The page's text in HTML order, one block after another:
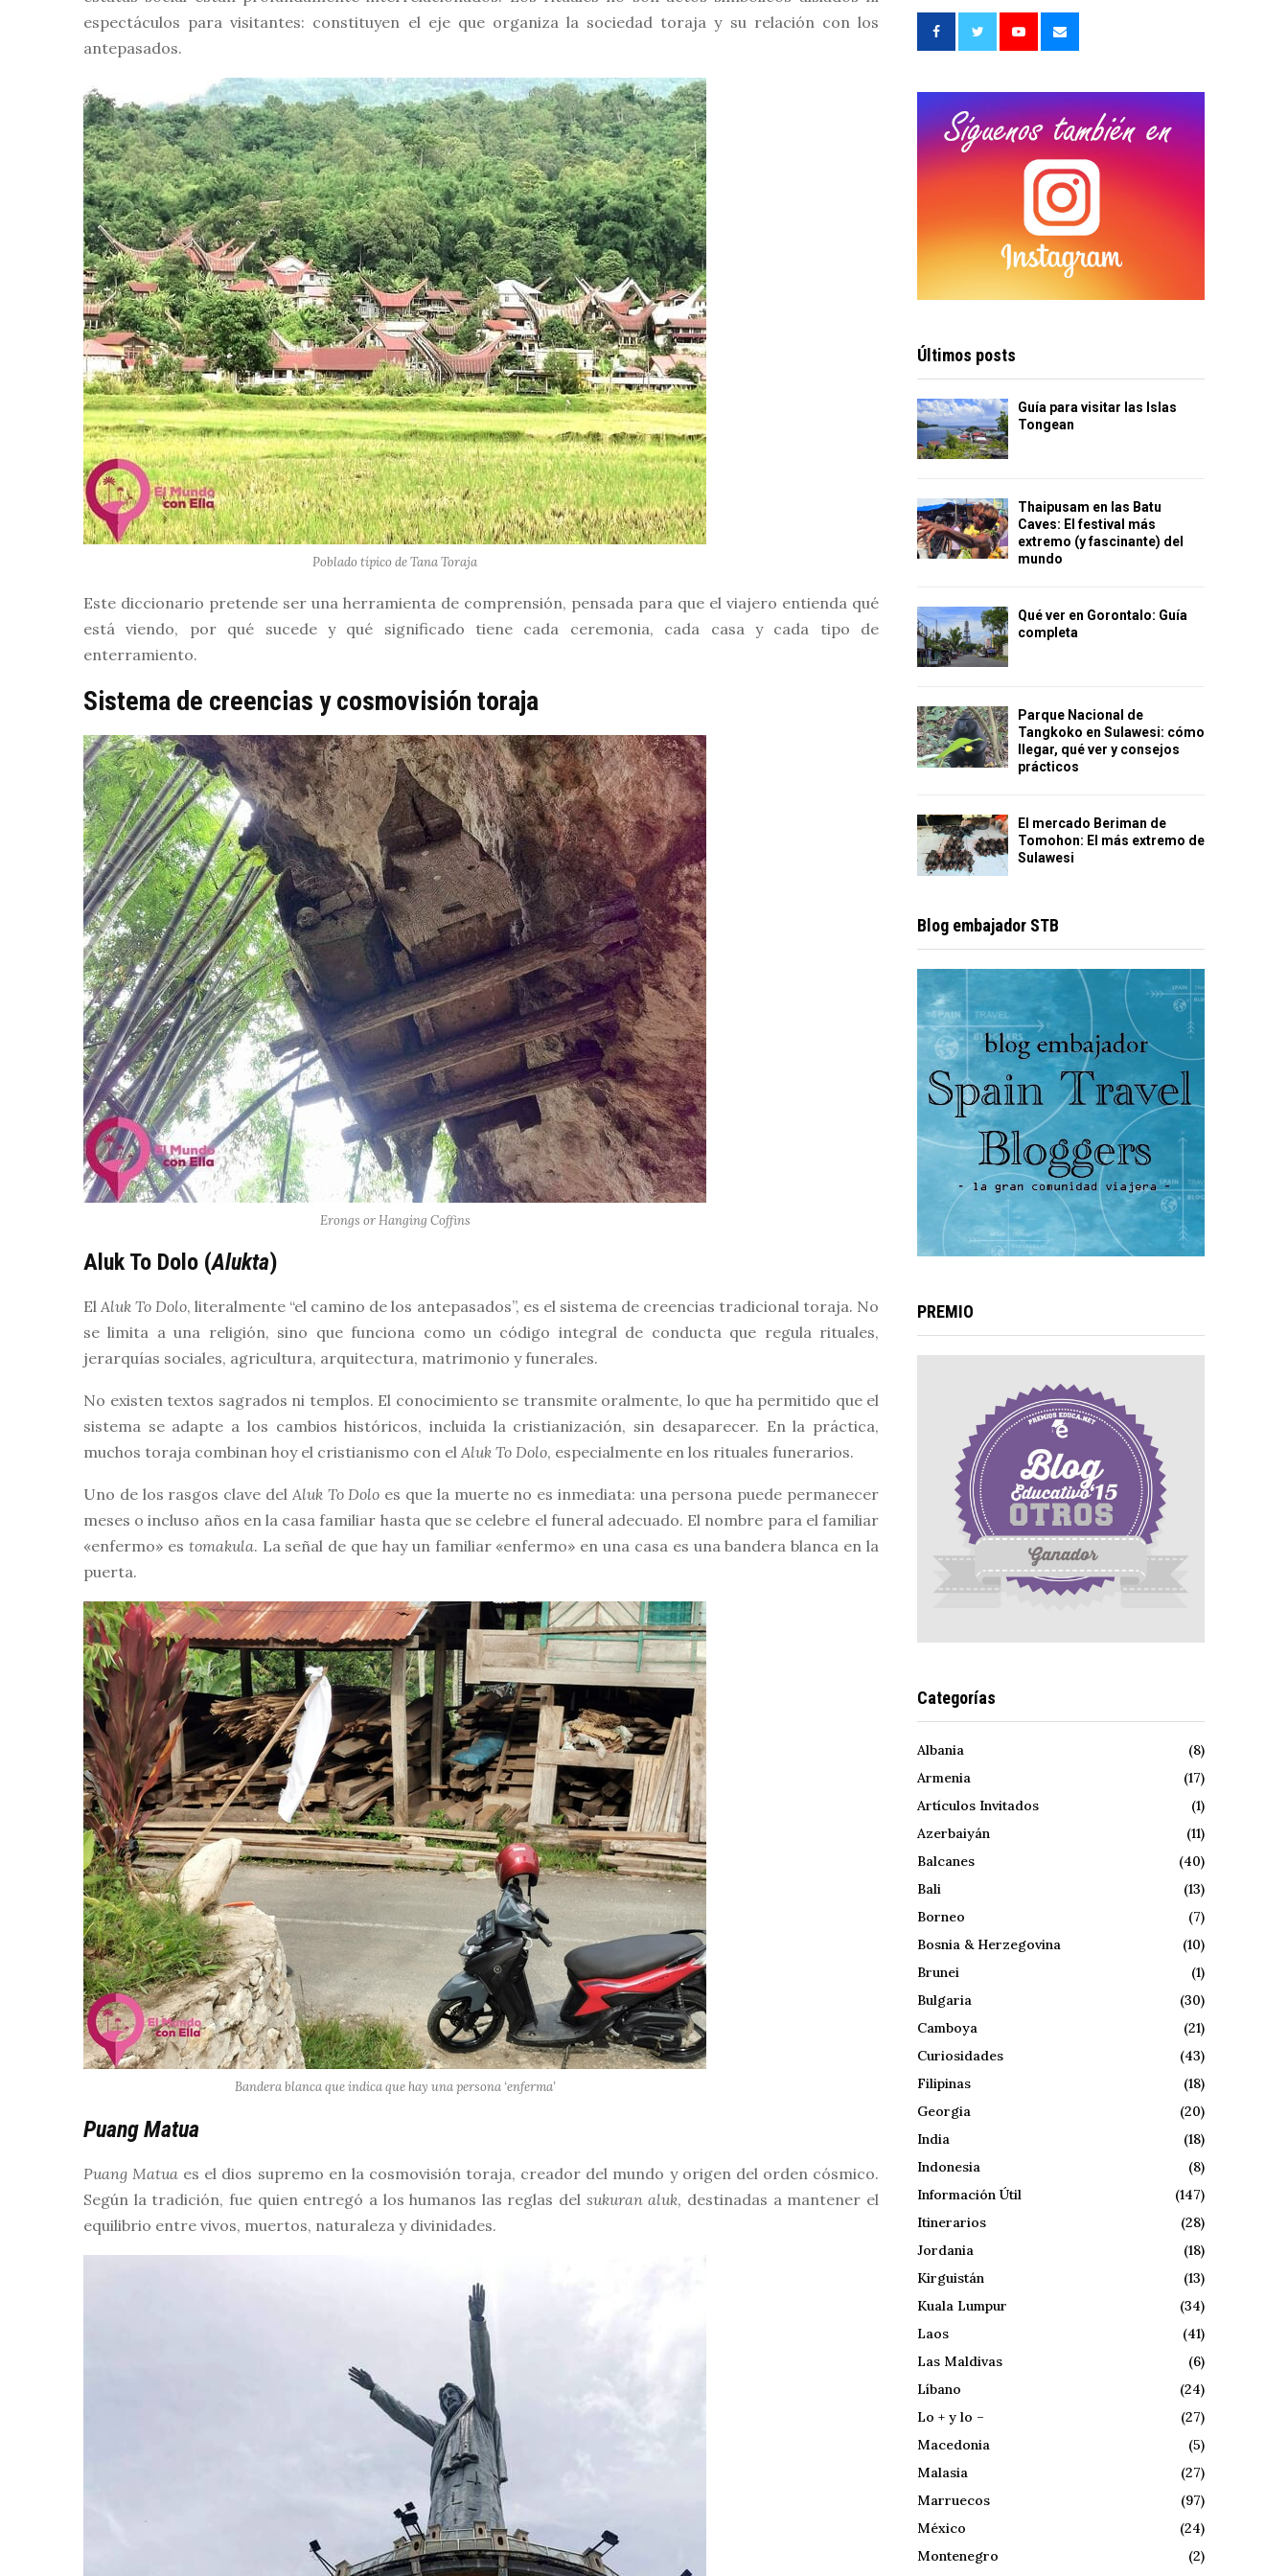
espectáculos para visitantes: constituyen el eje que organiza la sociedad toraja y su relación con los
antepasados.
Poblado típico de Tana Toraja
Este diccionario pretende ser una herramienta de comprensión, pensada para que el viajero entienda qué
está viendo, por qué sucede y qué significado tiene cada ceremonia, cada casa y cada tipo de
enterramiento.
Sistema de creencias y cosmovisión toraja
Erongs or Hanging Coffins
Aluk To Dolo (Alukta)
El Aluk To Dolo, literalmente “el camino de los antepasados”, es el sistema de creencias tradicional toraja. No
se limita a una religión, sino que funciona como un código integral de conducta que regula rituales,
jerarquías sociales, agricultura, arquitectura, matrimonio y funerales.
No existen textos sagrados ni templos. El conocimiento se transmite oralmente, lo que ha permitido que el
sistema se adapte a los cambios históricos, incluida la cristianización, sin desaparecer. En la práctica,
muchos toraja combinan hoy el cristianismo con el Aluk To Dolo, especialmente en los rituales funerarios.
Uno de los rasgos clave del Aluk To Dolo es que la muerte no es inmediata: una persona puede permanecer
meses o incluso años en la casa familiar hasta que se celebre el funeral adecuado. El nombre para el familiar
«enfermo» es tomakula. La señal de que hay un familiar «enfermo» en una casa es una bandera blanca en la
puerta.
Bandera blanca que indica que hay una persona ‘enferma’
Puang Matua
Puang Matua es el dios supremo en la cosmovisión toraja, creador del mundo y origen del orden cósmico.
Según la tradición, fue quien entregó a los humanos las reglas del sukuran aluk, destinadas a mantener el
equilibrio entre vivos, muertos, naturaleza y divinidades.
f
r
C
Últimos posts
Guía para visitar las Islas
Tongean
Thaipusam en las Batu
Caves: El festival más
extremo (y fascinante) del
mundo
Qué ver en Gorontalo: Guía
completa
Parque Nacional de
Tangkoko en Sulawesi: cómo
llegar, qué ver y consejos
prácticos
El mercado Beriman de
Tomohon: El más extremo de
Sulawesi
Blog embajador STB
PREMIO
Categorías
Albania
(8)
Armenia
(17)
Artículos Invitados
(1)
Azerbaiyán
(11)
Balcanes
(40)
Bali
(13)
Borneo
(7)
Bosnia & Herzegovina
(10)
Brunei
(1)
Bulgaria
(30)
Camboya
(21)
Curiosidades
(43)
Filipinas
(18)
Georgia
(20)
India
(18)
Indonesia
(8)
Información Útil
(147)
Itinerarios
(28)
Jordania
(18)
Kirguistán
(13)
Kuala Lumpur
(34)
Laos
(41)
Las Maldivas
(6)
Líbano
(24)
Lo + y lo –
(27)
Macedonia
(5)
Malasia
(27)
Marruecos
(97)
México
(24)
Montenegro
(2)